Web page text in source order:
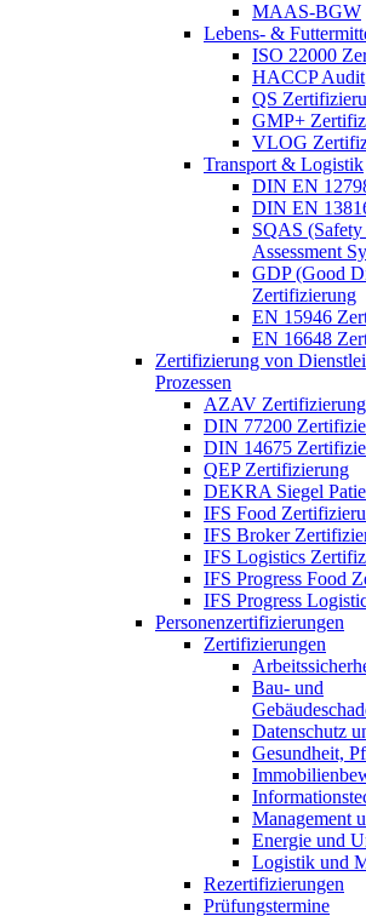
MAAS-BGW
Lebens- &
ISO 22000
HACCP Audit
QS
GMP+
VLOG
Transport & Logistik
DIN EN
DIN EN
SQAS
Assessment
GDP (Good
Zertifizierung
EN 15946
EN 16648
Zertifizierung von
Prozessen
AZAV Zertifizierung
DIN 77200
DIN 14675
QEP Zertifizierung
DEKRA Siegel
IFS Food
IFS Broker
IFS Logistics
IFS Progress Food
IFS Progress
Personenzertifizierungen
Zertifizierungen
Bau- und
Datenschutz
Gesundheit,
Management
Energie und
Logistik und
Rezertifizierungen
Prüfungstermine